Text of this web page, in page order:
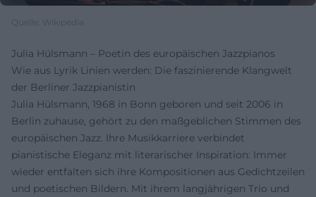
Quelle: Wikipedia
Julia Hülsmann – Poetin des europäischen Jazzpianos
Wie aus Lyrik Linien werden: Die faszinierende Klangwelt
der Berliner Jazzpianistin
Julia Hülsmann, 1968 in Bonn geboren und seit 2006 in
Berlin zuhause, gehört zu den maßgeblichen Stimmen des
europäischen Jazz. Ihre Musikkarriere verbindet
pianistische Eleganz mit literarischer Inspiration: Immer
wieder entfalten sich ihre Kompositionen aus Gedichtzeilen
und poetischen Bildern. Mit ihrem langjährigen Trio und